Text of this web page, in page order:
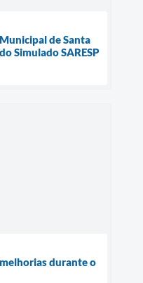
de Santa
Simulado SARESP
durante o